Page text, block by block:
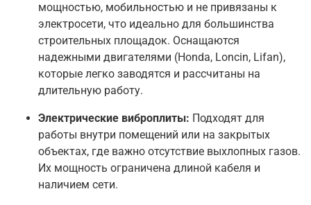
мощностью, мобильностью и не привязаны к
электросети, что идеально для большинства
строительных площадок. Оснащаются
надежными двигателями (Honda, Loncin, Lifan),
которые легко заводятся и рассчитаны на
длительную работу.
Электрические виброплиты: Подходят для
работы внутри помещений или на закрытых
объектах, где важно отсутствие выхлопных газов.
Их мощность ограничена длиной кабеля и
наличием сети.